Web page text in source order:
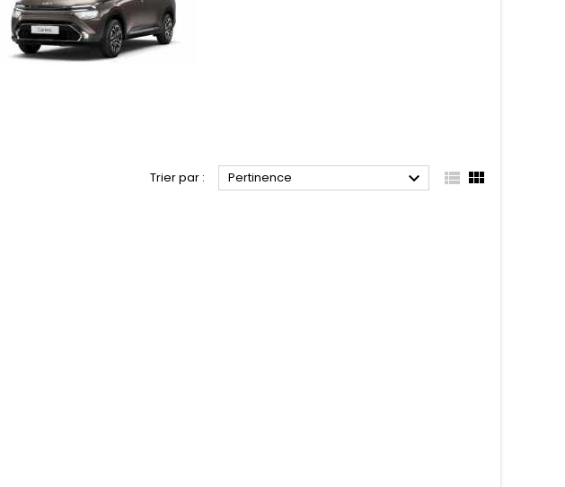
Trier par : Pertinence   